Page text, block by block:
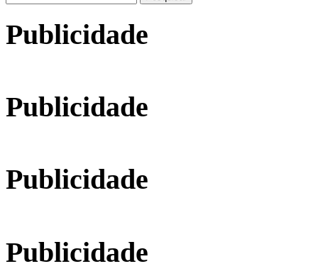
por:
Publicidade
Publicidade
Publicidade
Publicidade